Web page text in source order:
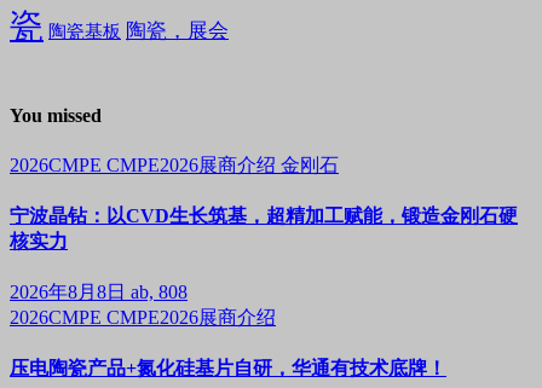
瓷 陶瓷基板 陶瓷，展会
You missed
2026CMPE CMPE2026展商介绍 金刚石
宁波晶钻：以CVD生长筑基，超精加工赋能，锻造金刚石硬
核实力
2026年8月8日 ab, 808
2026CMPE CMPE2026展商介绍
压电陶瓷产品+氮化硅基片自研，华通有技术底牌！